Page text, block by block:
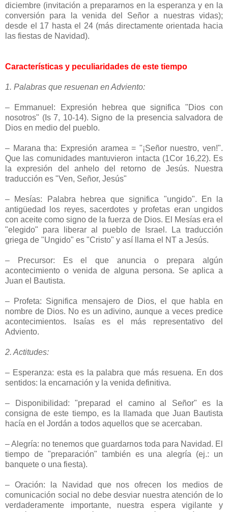
diciembre (invitación a prepararnos en la esperanza y en la
conversión para la venida del Señor a nuestras vidas);
desde el 17 hasta el 24 (más directamente orientada hacia
las fiestas de Navidad).
Características y peculiaridades de este tiempo
1. Palabras que resuenan en Adviento:
– Emmanuel: Expresión hebrea que significa "Dios con
nosotros" (Is 7, 10-14). Signo de la presencia salvadora de
Dios en medio del pueblo.
– Marana tha: Expresión aramea = "¡Señor nuestro, ven!".
Que las comunidades mantuvieron intacta (1Cor 16,22). Es
la expresión del anhelo del retorno de Jesús. Nuestra
traducción es "Ven, Señor, Jesús"
– Mesías: Palabra hebrea que significa "ungido". En la
antigüedad los reyes, sacerdotes y profetas eran ungidos
con aceite como signo de la fuerza de Dios. El Mesías era el
"elegido" para liberar al pueblo de Israel. La traducción
griega de "Ungido" es "Cristo" y así llama el NT a Jesús.
– Precursor: Es el que anuncia o prepara algún
acontecimiento o venida de alguna persona. Se aplica a
Juan el Bautista.
– Profeta: Significa mensajero de Dios, el que habla en
nombre de Dios. No es un adivino, aunque a veces predice
acontecimientos. Isaías es el más representativo del
Adviento.
2. Actitudes:
– Esperanza: esta es la palabra que más resuena. En dos
sentidos: la encarnación y la venida definitiva.
– Disponibilidad: "preparad el camino al Señor" es la
consigna de este tiempo, es la llamada que Juan Bautista
hacía en el Jordán a todos aquellos que se acercaban.
– Alegría: no tenemos que guardarnos toda para Navidad. El
tiempo de "preparación" también es una alegría (ej.: un
banquete o una fiesta).
– Oración: la Navidad que nos ofrecen los medios de
comunicación social no debe desviar nuestra atención de lo
verdaderamente importante, nuestra espera vigilante y